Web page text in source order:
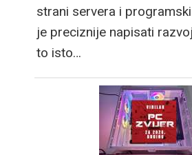
strani servera i
je preciznije napisati
to isto…